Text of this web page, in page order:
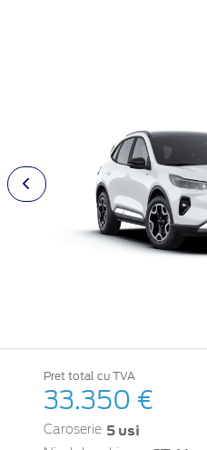
Pret total cu TVA
33.350 €
Caroserie 5 usi